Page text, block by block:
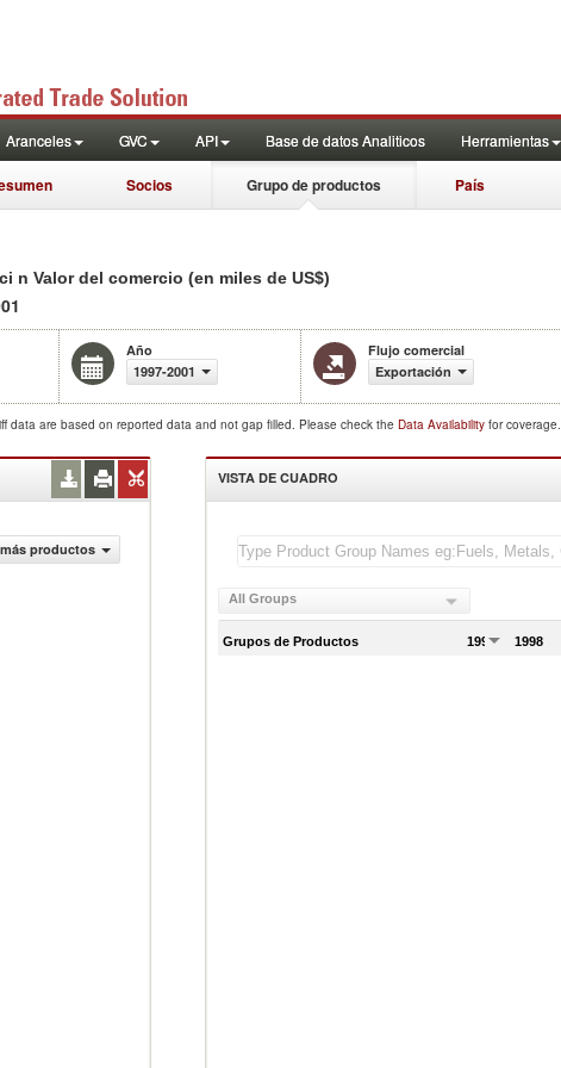
Aranceles GVC API Base de datos Analiticos Herramientas
Socios Grupo de productos País
n Valor del comercio (en miles de US$)
Año
1997-2001
Flujo comercial
Exportación
data are based on reported data and not gap filled. Please check the Data Availability for coverage.
más productos
VISTA DE CUADRO
All Groups
Grupos de Productos 1997 1998